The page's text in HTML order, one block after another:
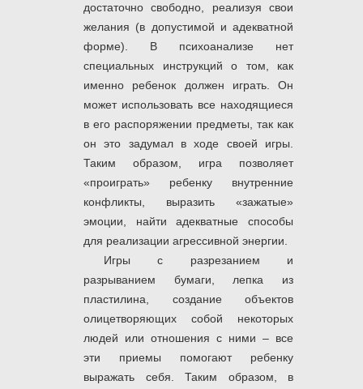
достаточно свободно, реализуя свои
желания (в допустимой и адекватной
форме). В психоанализе нет
специальных инструкций о том, как
именно ребенок должен играть. Он
может использовать все находящиеся
в его распоряжении предметы, так как
он это задумал в ходе своей игры.
Таким образом, игра позволяет
«проиграть» ребенку внутренние
конфликты, выразить «зажатые»
эмоции, найти адекватные способы
для реализации агрессивной энергии.
Игры с разрезанием и
разрыванием бумаги, лепка из
пластилина, создание объектов
олицетворяющих собой некоторых
людей или отношения с ними – все
эти приемы помогают ребенку
выражать себя. Таким образом, в